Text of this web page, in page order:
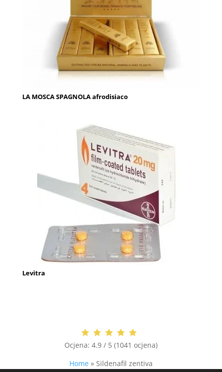
LA MOSCA SPAGNOLA afrodisiaco
Levitra
Ocjena: 4.9 / 5 (1041 ocjena)
Home » Sildenafil zentiva